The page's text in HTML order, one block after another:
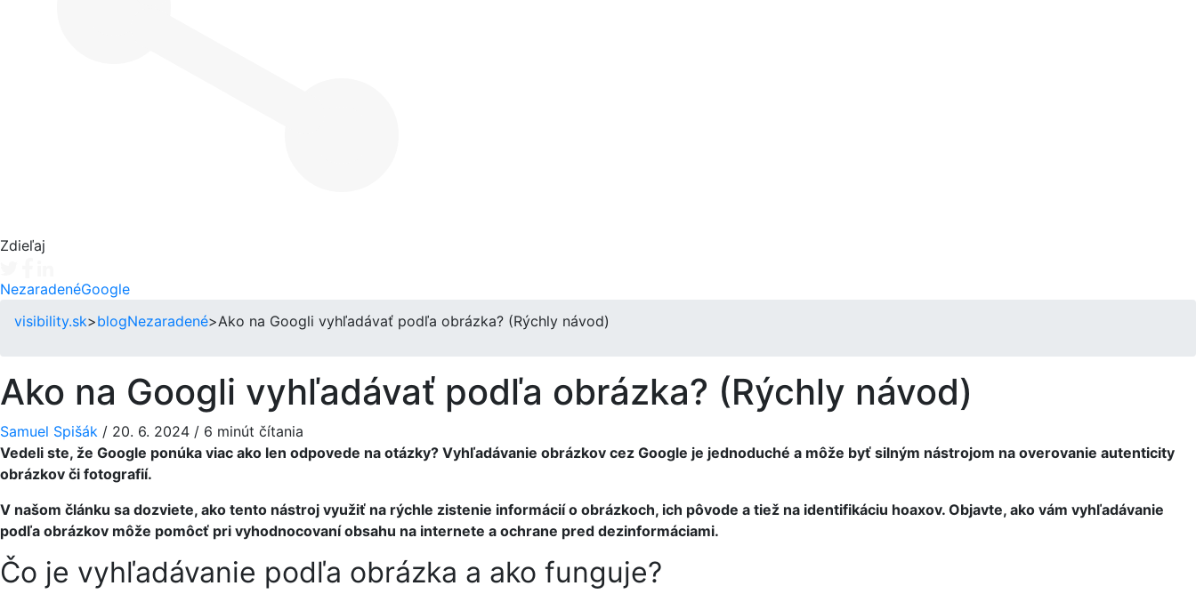
Zdieľaj
NezaradenéGoogle
visibility.sk>blogNezaradené>Ako na Googli vyhľadávať podľa obrázka? (Rýchly návod)
Ako na Googli vyhľadávať podľa obrázka? (Rýchly návod)
Samuel Spišák / 20. 6. 2024 / 6 minút čítania
Vedeli ste, že Google ponúka viac ako len odpovede na otázky? Vyhľadávanie obrázkov cez Google je jednoduché a môže byť silným nástrojom na overovanie autenticity
obrázkov či fotografií.
V našom článku sa dozviete, ako tento nástroj využiť na rýchle zistenie informácií o obrázkoch, ich pôvode a tiež na identifikáciu hoaxov. Objavte, ako vám vyhľadávanie
podľa obrázkov môže pomôcť pri vyhodnocovaní obsahu na internete a ochrane pred dezinformáciami.
Čo je vyhľadávanie podľa obrázka a ako funguje?